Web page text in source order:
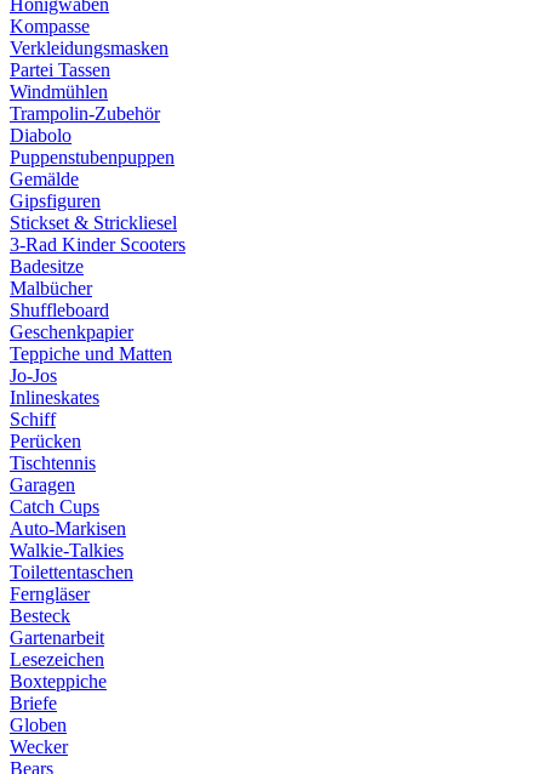
Honigwaben
Kompasse
Verkleidungsmasken
Partei Tassen
Windmühlen
Trampolin-Zubehör
Diabolo
Puppenstubenpuppen
Gemälde
Gipsfiguren
Stickset & Strickliesel
3-Rad Kinder Scooters
Badesitze
Malbücher
Shuffleboard
Geschenkpapier
Teppiche und Matten
Jo-Jos
Inlineskates
Schiff
Perücken
Tischtennis
Garagen
Catch Cups
Auto-Markisen
Walkie-Talkies
Toilettentaschen
Ferngläser
Besteck
Gartenarbeit
Lesezeichen
Boxteppiche
Briefe
Globen
Wecker
Bears